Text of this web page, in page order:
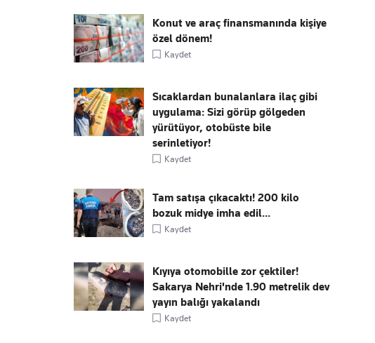
Konut ve araç finansmanında kişiye
özel dönem!
Kaydet
Sıcaklardan bunalanlara ilaç gibi
uygulama: Sizi görüp gölgeden
yürütüyor, otobüste bile
serinletiyor!
Kaydet
Tam satışa çıkacaktı! 200 kilo
bozuk midye imha edil...
Kaydet
Kıyıya otomobille zor çektiler!
Sakarya Nehri'nde 1.90 metrelik dev
yayın balığı yakalandı
Kaydet